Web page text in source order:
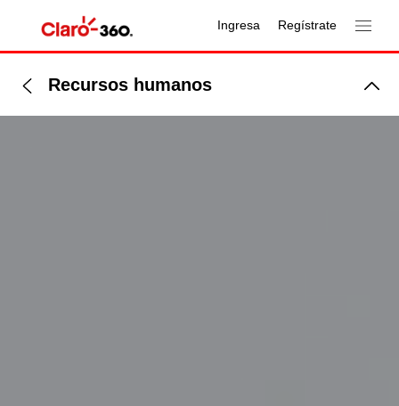
Ingresa Regístrate
Recursos humanos